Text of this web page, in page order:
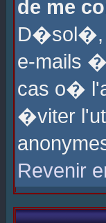
de me
D�sol�,
e-mails
cas o�
�viter
Revenir